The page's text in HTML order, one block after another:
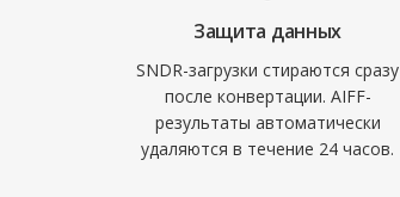
дискретизации
CD. Для
экономии
выбором в индустрии
Защита данных
SNDR-загрузки стираются сразу
после конвертации. AIFF-
результаты автоматически
удаляются в течение 24 часов.